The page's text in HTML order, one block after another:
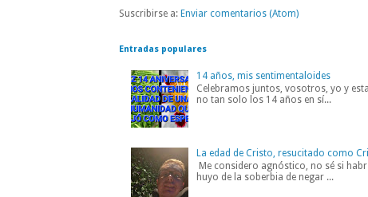
Suscribirse a: Enviar comentarios (Atom)
Entradas populares
14 años, mis sentimentaloides
Celebramos juntos, vosotros, yo y
no tan solo los 14 años en sí...
La edad de Cristo, resucitado como
Me considero agnóstico, no sé si
huyo de la soberbia de negar ...